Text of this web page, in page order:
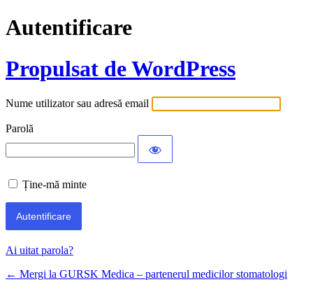
Autentificare
Propulsat de WordPress
Nume utilizator sau adresă email
Parolă
Ține-mă minte
Ai uitat parola?
← Mergi la GURSK Medica – partenerul medicilor stomatologi